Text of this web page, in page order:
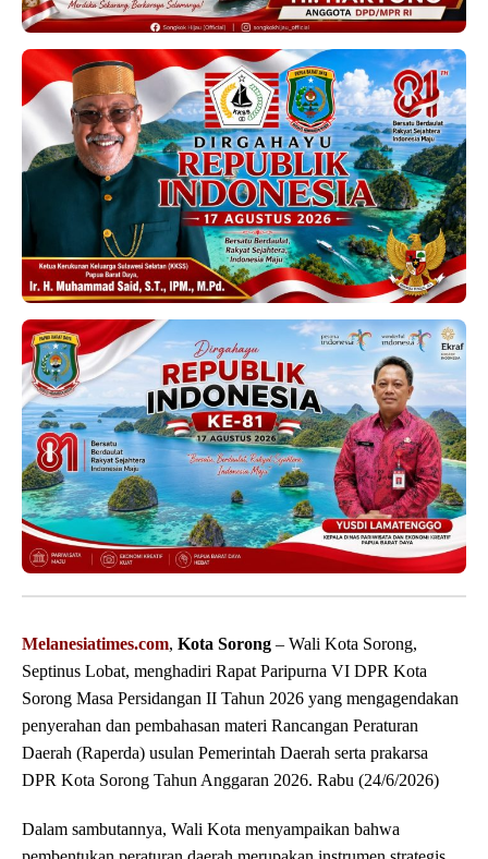
Melanesiatimes.com, Kota Sorong – Wali Kota Sorong,
Septinus Lobat, menghadiri Rapat Paripurna VI DPR Kota
Sorong Masa Persidangan II Tahun 2026 yang mengagendakan
penyerahan dan pembahasan materi Rancangan Peraturan
Daerah (Raperda) usulan Pemerintah Daerah serta prakarsa
DPR Kota Sorong Tahun Anggaran 2026. Rabu (24/6/2026)
Dalam sambutannya, Wali Kota menyampaikan bahwa